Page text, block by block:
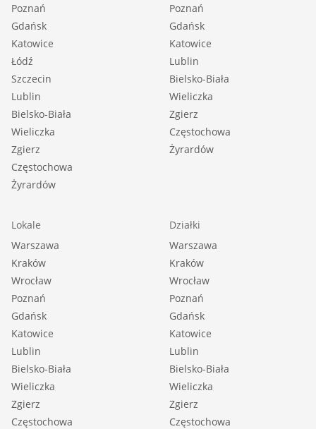
Poznań
Gdańsk
Katowice
Łódź
Szczecin
Lublin
Bielsko-Biała
Wieliczka
Zgierz
Częstochowa
Żyrardów
Poznań
Gdańsk
Katowice
Lublin
Bielsko-Biała
Wieliczka
Zgierz
Częstochowa
Żyrardów
Lokale
Warszawa
Kraków
Wrocław
Poznań
Gdańsk
Katowice
Lublin
Bielsko-Biała
Wieliczka
Zgierz
Częstochowa
Działki
Warszawa
Kraków
Wrocław
Poznań
Gdańsk
Katowice
Lublin
Bielsko-Biała
Wieliczka
Zgierz
Częstochowa